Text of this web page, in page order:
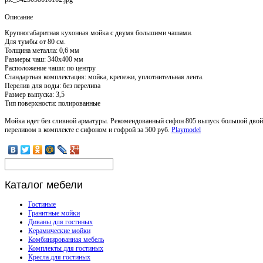
Описание
Крупногабаритная кухонная мойка с двумя большими чашами.
Для тумбы от 80 см.
Толщина металла: 0,6 мм
Размеры чаш: 340х400 мм
Расположение чаши: по центру
Стандартная комплектация: мойка, крепежи, уплотнительная лента.
Перелив для воды: без перелива
Размер выпуска: 3,5
Тип поверхности: полированные
Мойка идет без сливной арматуры. Рекомендованный сифон 805 выпуск большой
переливом в комплекте с сифоном и гофрой за 500 руб. Playmodel
Каталог мебели
Гостиные
Гранитные мойки
Диваны для гостиных
Керамические мойки
Комбинированная мебель
Комплекты для гостиных
Кресла для гостиных